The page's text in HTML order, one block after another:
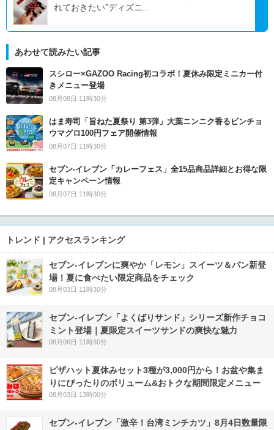
れておきたい”ディズニ...
あわせて読みたい記事
スシロー×GAZOO Racing初コラボ！夏休み限定ミニカー付
きメニュー登場
08月08日 11時30分
はま寿司「旨ねた夏祭り 第3弾」大葉ニンニク香るビンチョ
ウマグロ100円フェア開催情報
08月07日 11時30分
セブン‐イレブン「カレーフェス」全15品商品詳細とお得な限
定キャンペーン情報
08月07日 11時30分
トレンド | アクセスランキング
セブン‐イレブンに爽やか「レモン」スイーツ＆パン新登
場！夏に食べたい限定商品をチェック
08月03日 11時30分
セブン‐イレブン「よくばりサンド」シリーズ新作チョコ
ミント登場｜夏限定スイーツサンドの爽快な魅力
08月06日 11時30分
ピザハット夏休みセット3種が3,000円から！お盆や集ま
りにぴったりのボリューム&おトクな期間限定メニュー
08月03日 13時00分
セブン-イレブン「激辛！台湾ミンチカツ」8月4日数量限